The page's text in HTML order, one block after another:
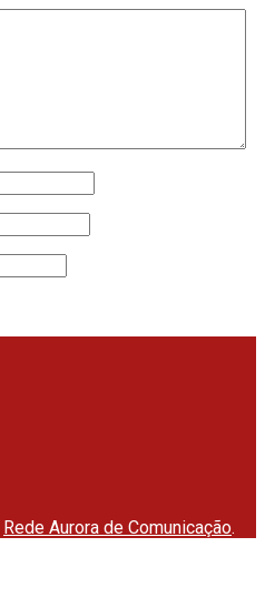
Rede Aurora de Comunicação.